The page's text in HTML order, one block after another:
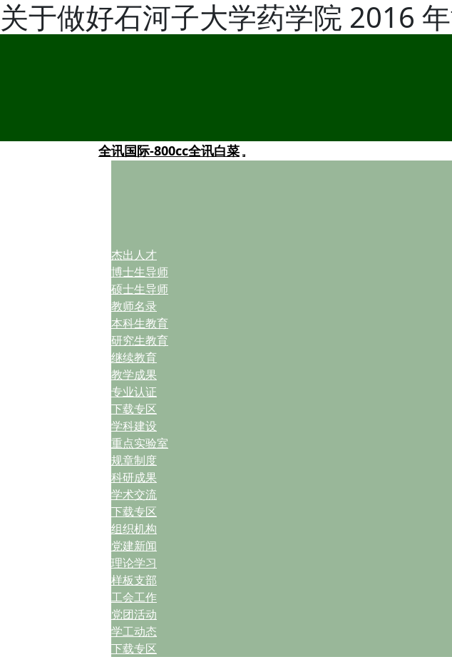
关于做好石河子大学药学院 2016
全讯国际-800cc全讯白菜
杰出人才
博士生导师
硕士生导师
教师名录
本科生教育
研究生教育
继续教育
教学成果
专业认证
下载专区
学科建设
重点实验室
规章制度
科研成果
学术交流
下载专区
组织机构
党建新闻
理论学习
样板支部
工会工作
党团活动
学工动态
下载专区